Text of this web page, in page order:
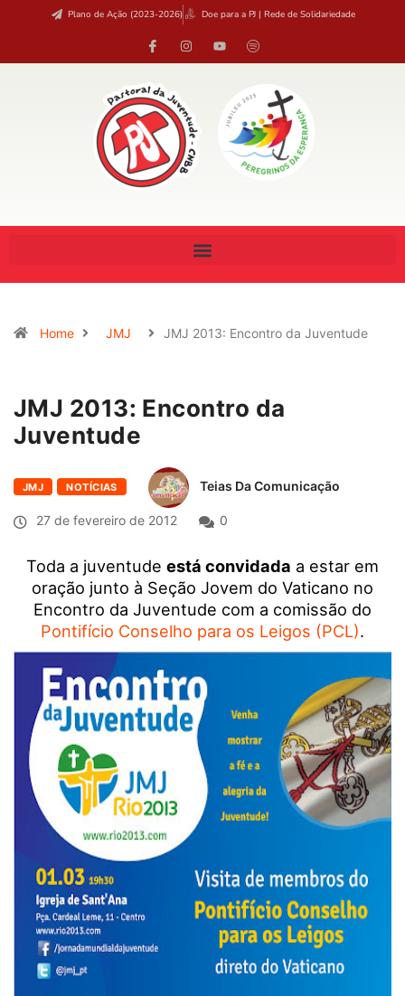
Plano de Ação (2023-2026) Doe para a PJ | Rede de Solidariedade
Home JMJ JMJ 2013: Encontro da Juventude
JMJ 2013: Encontro da
Juventude
JMJ NOTÍCIAS Teias Da Comunicação
27 de fevereiro de 2012 0
Toda a juventude está convidada a estar em
oração junto à Seção Jovem do Vaticano no
Encontro da Juventude com a comissão do
Pontifício Conselho para os Leigos (PCL).